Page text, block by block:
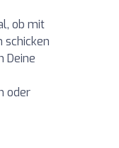
ob mit
schicken
Deine
oder